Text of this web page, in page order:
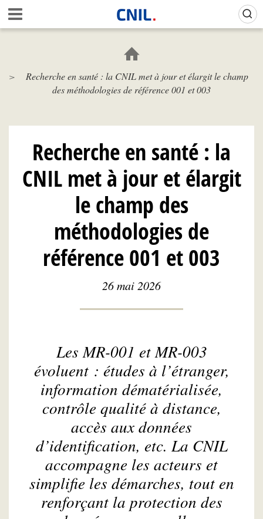
Aller
au
contenu
c
i
l
N
L
Recherche en santé : la CNIL met à jour et élargit le champ
des méthodologies de référence 001 et 003
Recherche en santé : la
CNIL met à jour et élargit
le champ des
méthodologies de
référence 001 et 003
26 mai 2026
Les MR-001 et MR-003
évoluent : études à l’étranger,
information dématérialisée,
contrôle qualité à distance,
accès aux données
d’identification, etc. La CNIL
accompagne les acteurs et
simplifie les démarches, tout en
renforçant la protection des
Gestion de vos préférences sur les cookies (témoins de connexion)